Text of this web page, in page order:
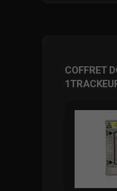
COFFRET